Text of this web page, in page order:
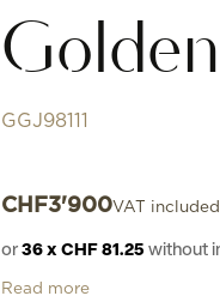
GGJ98111
CHF3'900VAT included
or 36 x CHF 81.25 without
Read more